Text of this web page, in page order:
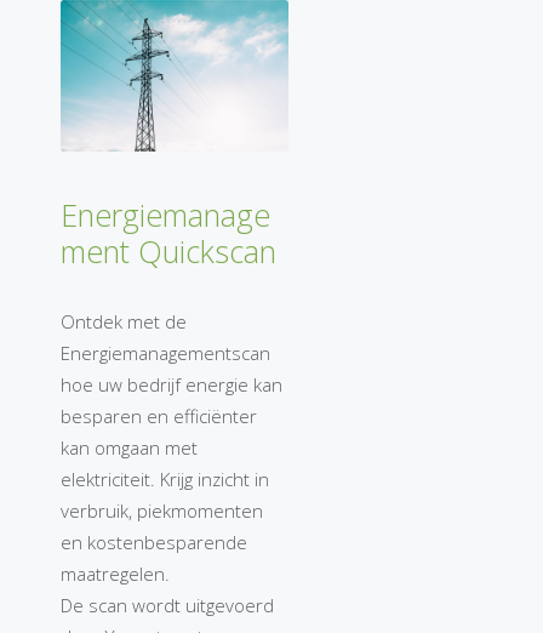
Energiemanage
ment Quickscan
Ontdek met de
Energiemanagementscan
hoe uw bedrijf energie kan
besparen en efficiënter
kan omgaan met
elektriciteit. Krijg inzicht in
verbruik, piekmomenten
en kostenbesparende
maatregelen.
De scan wordt uitgevoerd